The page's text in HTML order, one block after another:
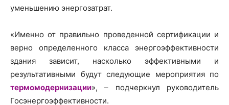
уменьшению энергозатрат.
«Именно от правильно проведенной сертификации и
верно определенного класса энергоэффективности
здания зависит, насколько эффективными и
результативными будут следующие мероприятия по
термомодернизации», – подчеркнул руководитель
Госэнергоэффективности.